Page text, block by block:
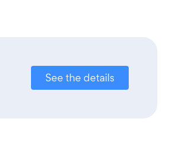
See the details